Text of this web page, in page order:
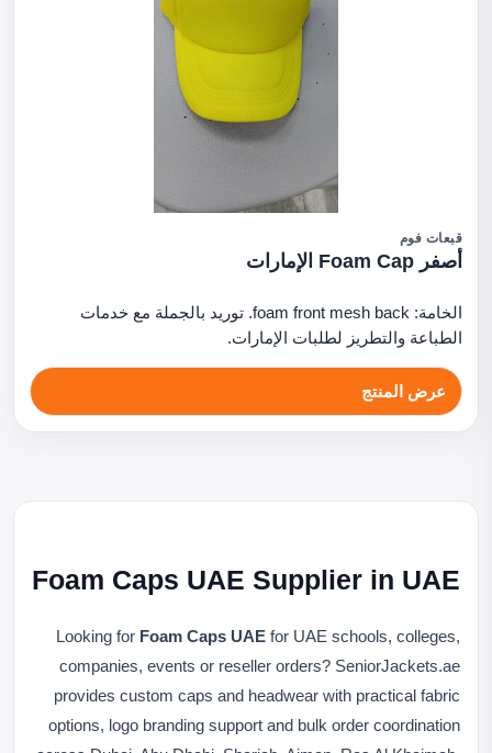
قبعات فوم
أصفر Foam Cap الإمارات
الخامة: foam front mesh back. توريد بالجملة مع خدمات
الطباعة والتطريز لطلبات الإمارات.
عرض المنتج
Foam Caps UAE Supplier in UAE
Looking for Foam Caps UAE for UAE schools, colleges,
companies, events or reseller orders? SeniorJackets.ae
provides custom caps and headwear with practical fabric
options, logo branding support and bulk order coordination